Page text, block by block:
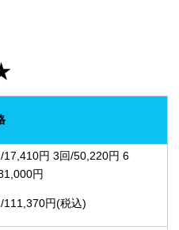
17,410円 3回/50,220円 6
円
111,370円(税込)